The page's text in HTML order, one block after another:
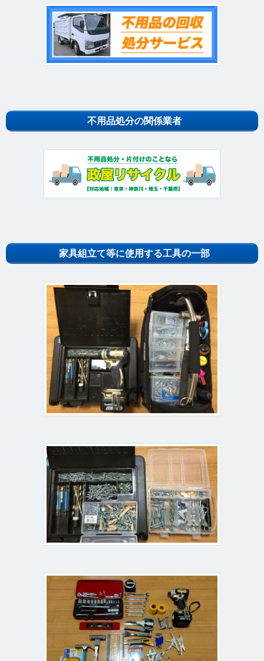
不用品処分の関係業者
家具組立て等に使用する工具の一部